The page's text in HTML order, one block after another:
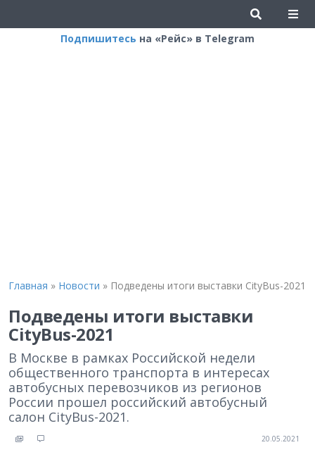
Подпишитесь на «Рейс» в Telegram
Главная » Новости » Подведены итоги выставки CityBus-2021
Подведены итоги выставки
CityBus-2021
В Москве в рамках Российской недели
общественного транспорта в интересах
автобусных перевозчиков из регионов
России прошел российский автобусный
салон CityBus-2021.
20.05.2021